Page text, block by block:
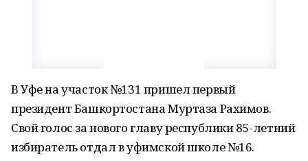
В Уфе на участок №131 пришел первый
президент Башкортостана Муртаза Рахимов.
Свой голос за нового главу республики 85-летний
избиратель отдал в уфимской школе №16.